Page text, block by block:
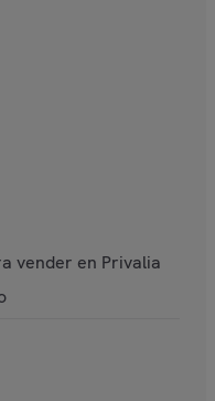
vender en Privalia